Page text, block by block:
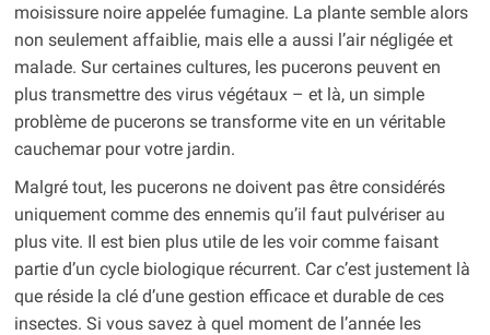
moisissure noire appelée fumagine. La plante semble alors
non seulement affaiblie, mais elle a aussi l’air négligée et
malade. Sur certaines cultures, les pucerons peuvent en
plus transmettre des virus végétaux – et là, un simple
problème de pucerons se transforme vite en un véritable
cauchemar pour votre jardin.
Malgré tout, les pucerons ne doivent pas être considérés
uniquement comme des ennemis qu’il faut pulvériser au
plus vite. Il est bien plus utile de les voir comme faisant
partie d’un cycle biologique récurrent. Car c’est justement là
que réside la clé d’une gestion efficace et durable de ces
insectes. Si vous savez à quel moment de l’année les